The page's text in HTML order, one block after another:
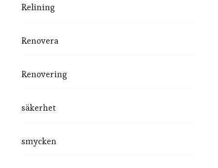
Relining
Renovera
Renovering
säkerhet
smycken